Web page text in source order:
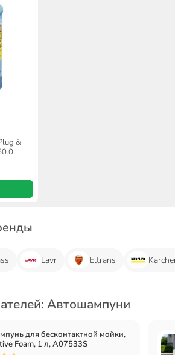
&
Lavr Eltrans
Автошампуни
для бесконтактной мойки,
Foam, 1 л, A07533S